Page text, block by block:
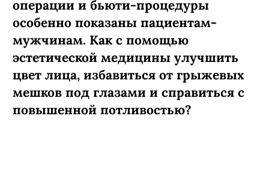
операции и бьюти-процедуры
особенно показаны пациентам-
мужчинам. Как с помощью
эстетической медицины улучшить
цвет лица, избавиться от грыжевых
мешков под глазами и справиться с
повышенной потливостью?